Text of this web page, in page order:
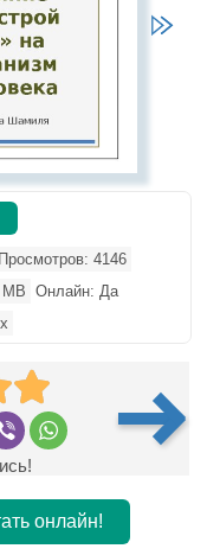
Просмотров: 4146
Онлайн: Да
онлайн!